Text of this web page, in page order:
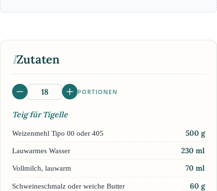
IZutaten
PORTIONEN
Teig für Tigelle
Weizenmehl Tipo 00 oder 405 500 g
Lauwarmes Wasser 230 ml
Vollmilch, lauwarm 70 ml
Schweineschmalz oder weiche Butter 60 g